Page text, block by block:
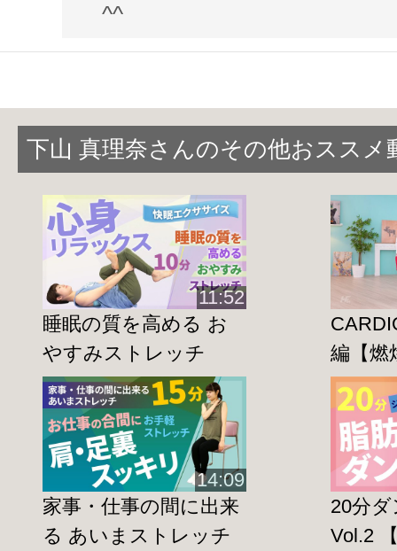
^^
下山 真理奈さんのその他おススメ
11:52
睡眠の質を高める お
やすみストレッチ
編【
14:09
家事・仕事の間に出来
る あいまストレッチ
20分
Vol.2